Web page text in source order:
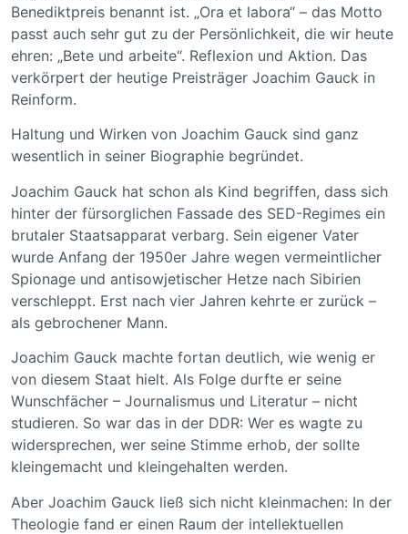
Benediktpreis benannt ist. „Ora et labora“ – das Motto
passt auch sehr gut zu der Persönlichkeit, die wir heute
ehren: „Bete und arbeite“. Reflexion und Aktion. Das
verkörpert der heutige Preisträger Joachim Gauck in
Reinform.
Haltung und Wirken von Joachim Gauck sind ganz
wesentlich in seiner Biographie begründet.
Joachim Gauck hat schon als Kind begriffen, dass sich
hinter der fürsorglichen Fassade des SED-Regimes ein
brutaler Staatsapparat verbarg. Sein eigener Vater
wurde Anfang der 1950er Jahre wegen vermeintlicher
Spionage und antisowjetischer Hetze nach Sibirien
verschleppt. Erst nach vier Jahren kehrte er zurück –
als gebrochener Mann.
Joachim Gauck machte fortan deutlich, wie wenig er
von diesem Staat hielt. Als Folge durfte er seine
Wunschfächer – Journalismus und Literatur – nicht
studieren. So war das in der DDR: Wer es wagte zu
widersprechen, wer seine Stimme erhob, der sollte
kleingemacht und kleingehalten werden.
Aber Joachim Gauck ließ sich nicht kleinmachen: In der
Theologie fand er einen Raum der intellektuellen